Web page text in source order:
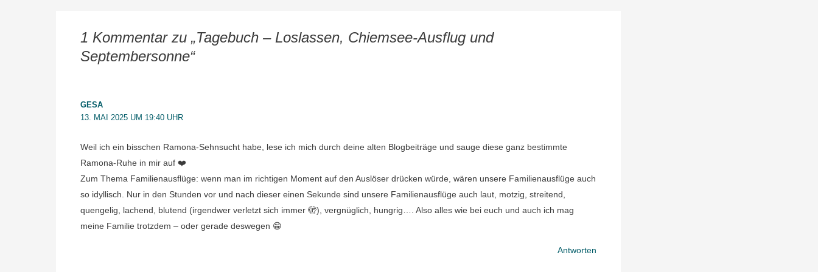
1 Kommentar zu „Tagebuch – Loslassen, Chiemsee-Ausflug und
Septembersonne“
GESA
13. MAI 2025 UM 19:40 UHR
Weil ich ein bisschen Ramona-Sehnsucht habe, lese ich mich durch deine alten Blogbeiträge und sauge diese ganz bestimmte
Ramona-Ruhe in mir auf ❤️
Zum Thema Familienausflüge: wenn man im richtigen Moment auf den Auslöser drücken würde, wären unsere Familienausflüge auch
so idyllisch. Nur in den Stunden vor und nach dieser einen Sekunde sind unsere Familienausflüge auch laut, motzig, streitend,
quengelig, lachend, blutend (irgendwer verletzt sich immer 🫣), vergnüglich, hungrig…. Also alles wie bei euch und auch ich mag
meine Familie trotzdem – oder gerade deswegen 😁
Antworten